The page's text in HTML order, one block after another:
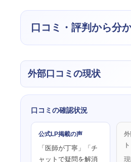
口コミ・評判から分
外部口コミの現状
口コミの確認状況
公式LP掲載の声
「医師が丁寧」「チ
ャットで疑問を解消
ト